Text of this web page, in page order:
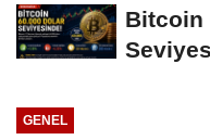
Bitcoin
GENEL